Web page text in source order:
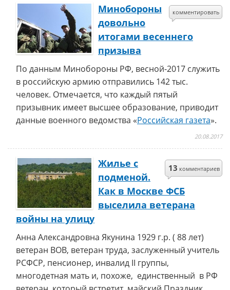
комментировать
Минобороны
довольно
итогами весеннего
призыва
По данным Минобороны РФ, весной-2017 служить
в российскую армию отправились 142 тыс.
человек. Отмечается, что каждый пятый
призывник имеет высшее образование, приводит
данные военного ведомства «Российская газета».
20.08.2017
13 комментариев
Жилье с
подменой.
Как в Москве ФСБ
выселила ветерана
войны на улицу
Анна Александровна Якунина 1929 г.р. ( 88 лет)
ветеран ВОВ, ветеран труда, заслуженный учитель
РСФСР, пенсионер, инвалид II группы,
многодетная мать и, похоже, единственный в РФ